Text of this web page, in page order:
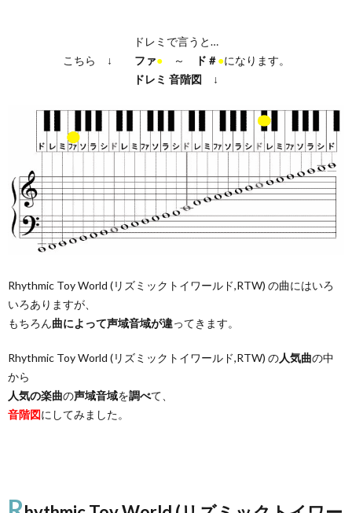
ドレミで言うと…
こちら ↓ ファ●～ ド＃●になります。
ドレミ 音階図 ↓
Rhythmic Toy World (リズミックトイワールド,RTW) の曲にはいろ
いろありますが、
もちろん曲によって声域音域が違ってきます。
Rhythmic Toy World (リズミックトイワールド,RTW) の人気曲の中
から
人気の楽曲の声域音域を調べて、
音階図にしてみました。